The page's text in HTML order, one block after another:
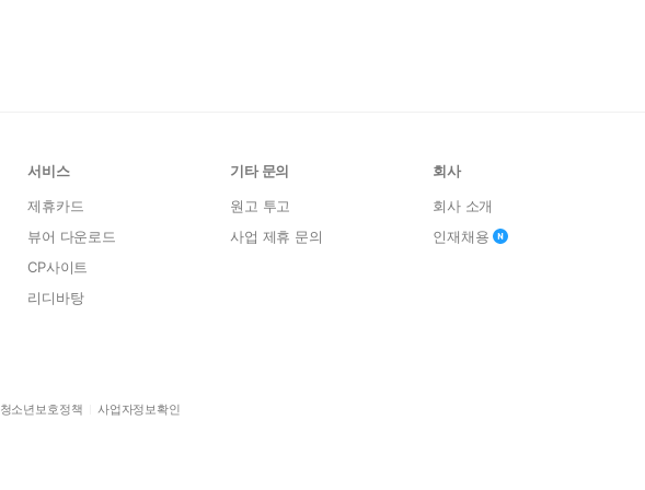
서비스
제휴카드
뷰어 다운로드
CP사이트
리디바탕
기타 문의
원고 투고
사업 제휴 문의
회사
회사 소개
인재채용
청소년보호정책 사업자정보확인